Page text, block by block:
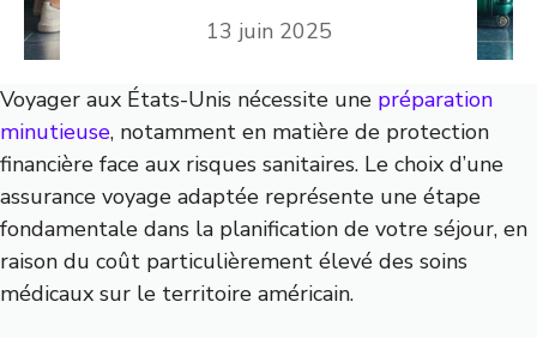
13 juin 2025
Voyager aux États-Unis nécessite une préparation
minutieuse, notamment en matière de protection
financière face aux risques sanitaires. Le choix d’une
assurance voyage adaptée représente une étape
fondamentale dans la planification de votre séjour, en
raison du coût particulièrement élevé des soins
médicaux sur le territoire américain.